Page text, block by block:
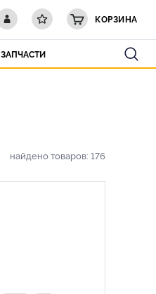
КОРЗИНА
ЗАПЧАСТИ
найдено товаров: 176